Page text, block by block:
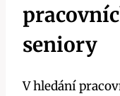
seniory
V hledání